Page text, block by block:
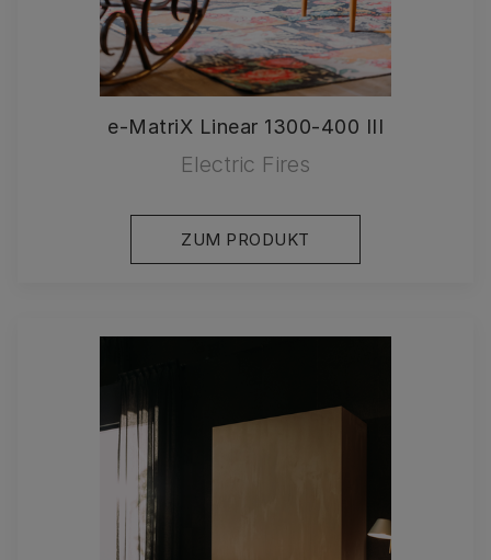
e-MatriX Linear 1300-400 III
Electric Fires
ZUM PRODUKT